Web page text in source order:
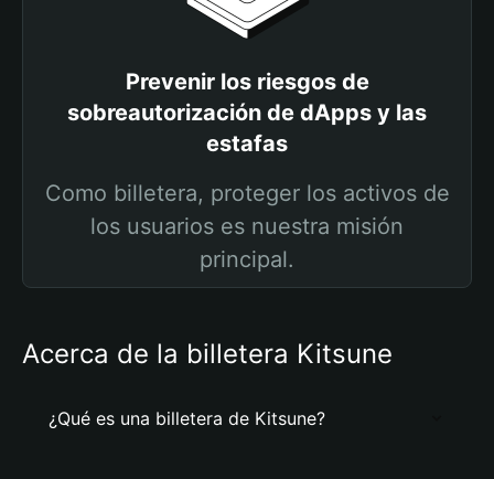
Prevenir los riesgos de
sobreautorización de dApps y las
estafas
Como billetera, proteger los activos de
los usuarios es nuestra misión
principal.
Acerca de la billetera Kitsune
¿Qué es una billetera de Kitsune?